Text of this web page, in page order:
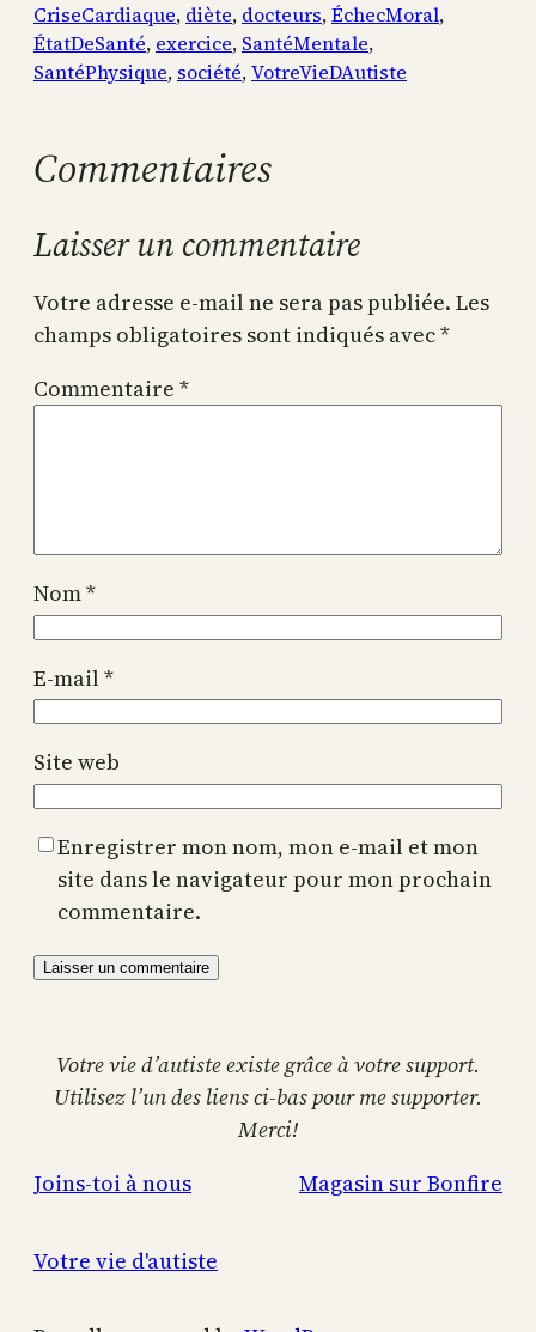
CriseCardiaque, diète, docteurs, ÉchecMoral
ÉtatDeSanté, exercice, SantéMentale
SantéPhysique, société, VotreVieDAutiste
Commentaires
Laisser un commentaire
Votre adresse e-mail ne sera pas publiée. Les
champs obligatoires sont indiqués avec*
Commentaire *
Nom*
E-mail*
Site web
Enregistrer mon nom, mon e-mail et mon
site dans le navigateur pour mon prochain
commentaire.
Votre vie d’autiste existe grâce à votre support.
Utilisez l’un des liens ci-bas pour me supporter.
Merci!
Joins-toi à nous
Magasin sur Bonfire
Votre vie d'autiste